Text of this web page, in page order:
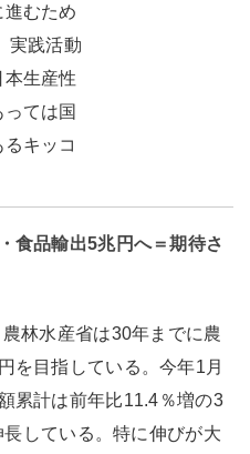
むため
実践活動
生産性
ては国
キッコ
食品輸出5兆円へ＝期待さ
水産省は30年までに農
を目指している。今年1月
累計は前年比11.4％増の3
している。特に伸びが大